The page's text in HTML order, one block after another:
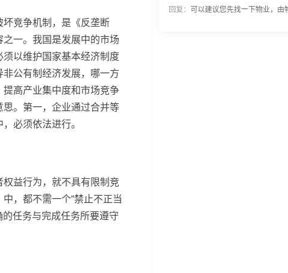
竞争机制，是《反垄断
一。我国是发展中的市场
须以维护 国家基本经济制度
公有制经济发展，哪一方
高产业集中度和市场竞争
。第一，企业通过合并等
必须依法进行。
益行为，就不具有限制竞
，都不需一个“禁止不正当
的任务与完成任务所要遵守
回复： 可以建议您先找一下物业，由